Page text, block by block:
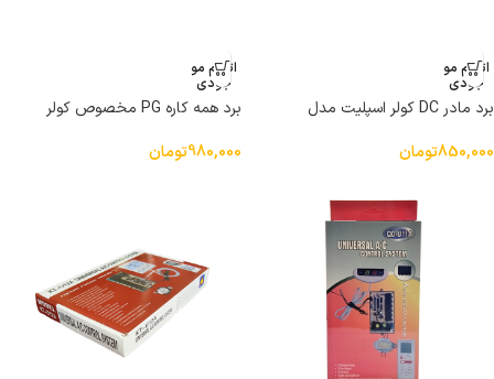
اتمام مو
جودی
برد مادر DC کولر اسپلیت مدل
850,000تومان
اتمام مو
جودی
برد همه کاره PG مخصوص کولر
980,000تومان